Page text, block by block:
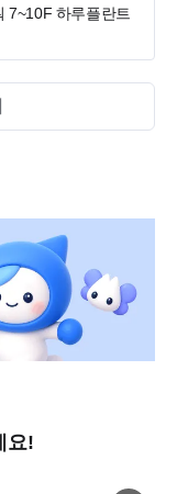
7~10F 하루플란트
요!